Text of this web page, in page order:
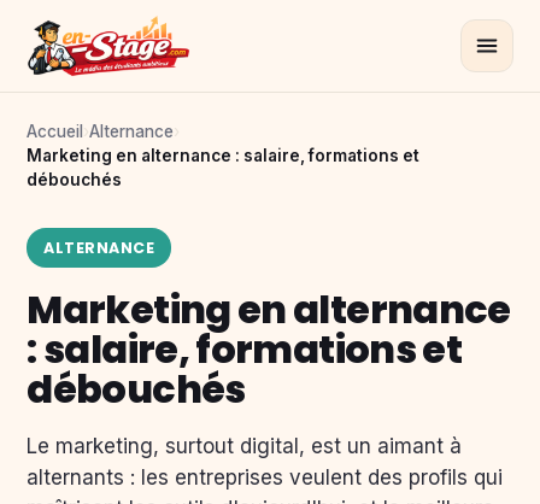
Accueil ›Alternance
Marketing en alternance : salaire, formations et
débouchés
ALTERNANCE
Marketing en alternance
: salaire, formations et
débouchés
Le marketing, surtout digital, est un aimant à
alternants : les entreprises veulent des profils qui